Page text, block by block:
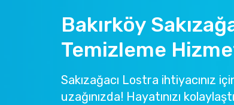
Bakırköy
Temizleme
Sakızağacı Lostra ihtiyacınız
uzağınızda! Hayatınızı